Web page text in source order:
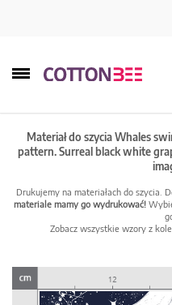
Materiał do szycia Whales
pattern. Surreal black white
Drukujemy na materiałach do szycia.
materiale mamy go wydrukować!
Zobacz wszystkie wzory z